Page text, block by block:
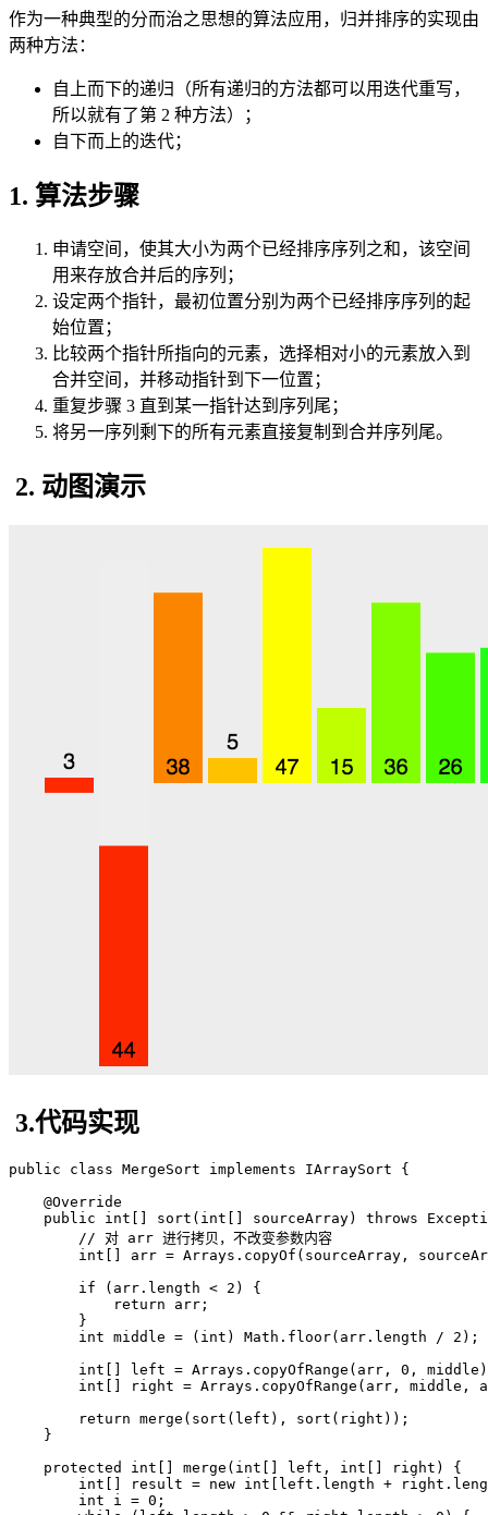
作为一种典型的分而治之思想的算法应用，归并排序的实现由
两种方法：
自上而下的递归（所有递归的方法都可以用迭代重写，
所以就有了第 2 种方法）；
自下而上的迭代；
1. 算法步骤
申请空间，使其大小为两个已经排序序列之和，该空间
用来存放合并后的序列；
设定两个指针，最初位置分别为两个已经排序序列的起
始位置；
比较两个指针所指向的元素，选择相对小的元素放入到
合并空间，并移动指针到下一位置；
重复步骤 3 直到某一指针达到序列尾；
将另一序列剩下的所有元素直接复制到合并序列尾。
2. 动图演示
3.代码实现
public class MergeSort implements IArraySort {
    @Override
public int[] sort(int[] sourceArray) throws
        // 对 arr 进行拷贝，不改变参数内容
int[] arr = Arrays.copyOf(sourceArray,
        if (arr.length < 2) {
            return arr;
        }
        int middle = (int) Math.floor(arr.length / 2);
int[] left = Arrays.copyOfRange(arr, 0,
int[] right = Arrays.copyOfRange(arr, middle,
        return merge(sort(left), sort(right));
    }
    protected int[] merge(int[] left, int[] right) {
int[] result = new int[left.length +
        int i = 0;